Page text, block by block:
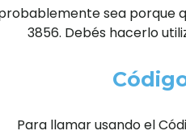
sea porque
3856. Debés hacerlo
Para llamar usando el